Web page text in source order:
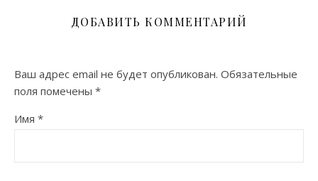
ДОБАВИТЬ КОММЕНТАРИЙ
Ваш адрес email не будет опубликован. Обязательные
поля помечены *
Имя *